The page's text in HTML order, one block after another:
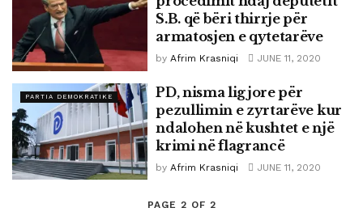
S.B. që bëri thirrje për
armatosjen e qytetarëve
by Afrim Krasniqi JUNE 11, 2020
PARTIA DEMOKRATIKE
PD, nisma ligjore për
pezullimin e zyrtarëve kur
ndalohen në kushtet e një
krimi në flagrancë
by Afrim Krasniqi JUNE 11, 2020
PAGE 2 OF 2